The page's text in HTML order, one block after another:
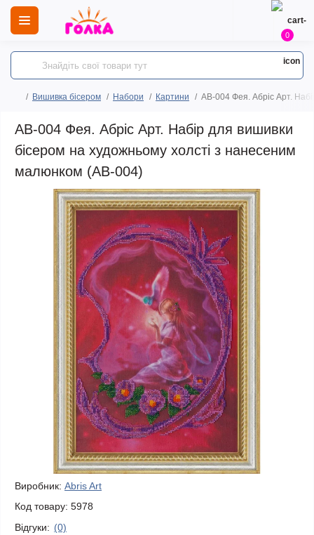
0
Вишивка бісером Набори Картини AB-004 Фея. Абріс Арт.
AB-004 Фея. Абріс Арт. Набір для вишивки
бісером на художньому холсті з нанесеним
малюнком (АВ-004)
Виробник: Abris Art
Код товару: 5978
Відгуки: (0)